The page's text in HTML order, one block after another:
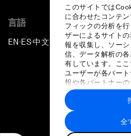
このサイトでは
に合わせたコンテ
フィックの分析を
ザーによるサイト
報を収集し、ソー
信、データ解析の
有しています。ここ
ユーザーが各パー
報や各パートナー
に収集された情報
トナーによって使用
す。
全
言語
EN ▪ES▪中文▪ 日本語
プライバシーポリシ
サイトマッ